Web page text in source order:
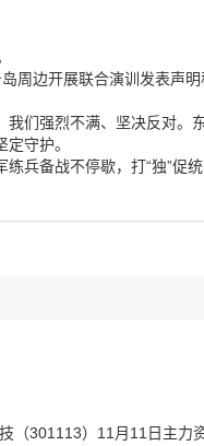
周边开展联合演训发表声
们强烈不满、坚决反对
守护。
备战不停歇，打“独”促
（301113）11月11日主力